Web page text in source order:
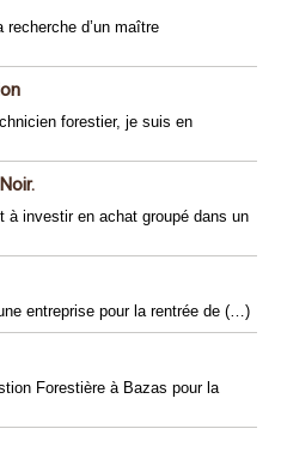
d’un maître
forestier, je suis en
à investir en achat groupé dans un
entreprise pour la rentrée de (…)
Forestière à Bazas pour la